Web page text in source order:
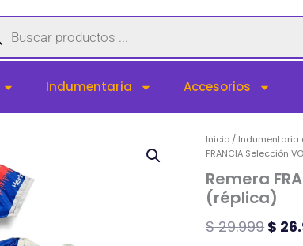
Indumentaria Accesorios
Inicio / Indumentaria
FRANCIA Selección
Remera
(réplica)
$29.999
El
era:
$
$
Remera
FRANCIA
Selección
VOLEY
2025
(réplica)
cantidad